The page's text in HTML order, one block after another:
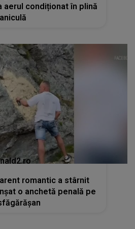
romantic a stârnit
o anchetă penală pe